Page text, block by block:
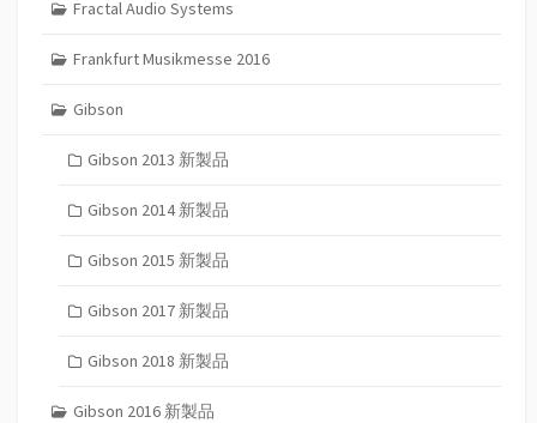
Fractal Audio Systems
Frankfurt Musikmesse 2016
Gibson
Gibson 2013 新製品
Gibson 2014 新製品
Gibson 2015 新製品
Gibson 2017 新製品
Gibson 2018 新製品
Gibson 2016 新製品